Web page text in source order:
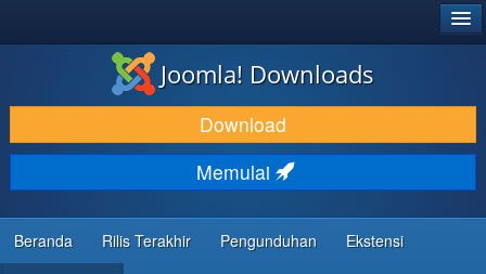
DOWNLOAD & KEMBANGKAN
TEMUKAN & PELAJARI
DUKUNGAN & KOMUNITAS
REFERENSI DEVELOPER
Joomla! Downloads
Download
Memulai
Beranda Rilis Terakhir Pengunduhan Ekstensi